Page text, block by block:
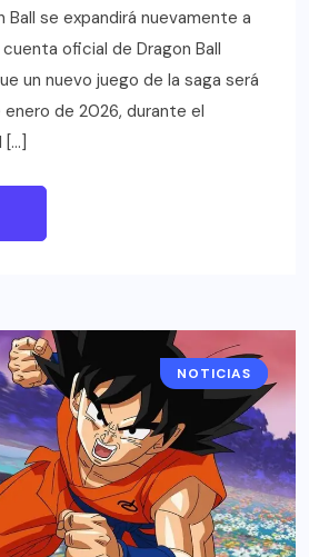
Ball se expandirá nuevamente a
oficial de Dragon Ball
un nuevo juego de la saga será
enero de 2026, durante el
ANIME
NOTICIAS